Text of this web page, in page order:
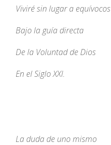
Viviré sin lugar a equívocos
Bajo la guía directa
De la Voluntad de Dios
En el Siglo XXI.
La duda de uno mismo